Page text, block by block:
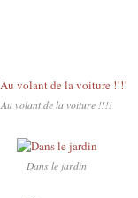
Au volant de la voiture !!!!
Dans le jardin